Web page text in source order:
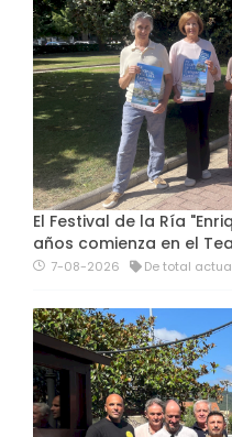
El Festival de la Ría
años comienza en el
7-08-2026 De total